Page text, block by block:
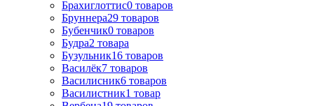
Брахиглоттис0 товаров
Бруннера29 товаров
Бубенчик0 товаров
Будра2 товара
Бузульник16 товаров
Василёк7 товаров
Василисник6 товаров
Василистник1 товар